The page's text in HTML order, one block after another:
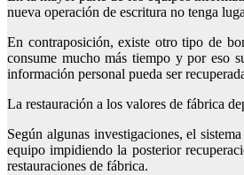
nueva operación de escritura no tenga
En contraposición, existe otro tipo de
consume mucho más tiempo y por eso
información personal pueda ser
La restauración a los valores de fábrica
Según algunas investigaciones, el
equipo impidiendo la posterior
restauraciones de fábrica.